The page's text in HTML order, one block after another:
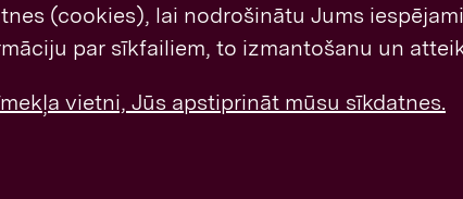
(cookies), lai nodrošinātu Jums
par sīkfailiem, to izmantošanu un
vietni, Jūs apstiprināt mūsu sīkdatnes.